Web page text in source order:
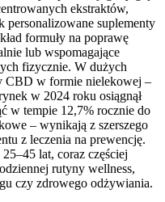
ekstraktów,
personalizowane suplementy
formuły na poprawę
lub wspomagające
fizycznie. W dużych
CBD w formie nielekowej –
w 2024 roku osiągnął
w tempie 12,7% rocznie do
– wynikają z szerszego
z leczenia na prewencję.
lat, coraz częściej
rutyny wellness,
czy zdrowego odżywiania.